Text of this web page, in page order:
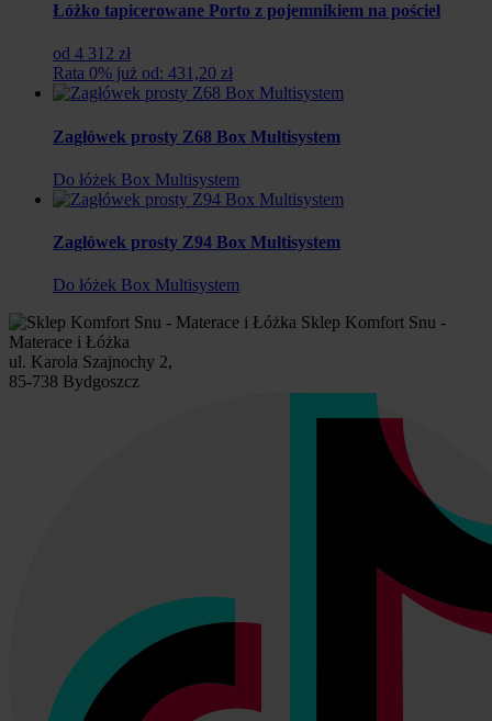
Łóżko tapicerowane Porto z pojemnikiem na pościel
od 4 312 zł
Rata 0% już od: 431,20 zł
Zagłówek prosty Z68 Box Multisystem
Do łóżek Box Multisystem
Zagłówek prosty Z94 Box Multisystem
Do łóżek Box Multisystem
Sklep Komfort Snu -
Materace i Łóżka
ul. Karola Szajnochy 2,
85-738 Bydgoszcz